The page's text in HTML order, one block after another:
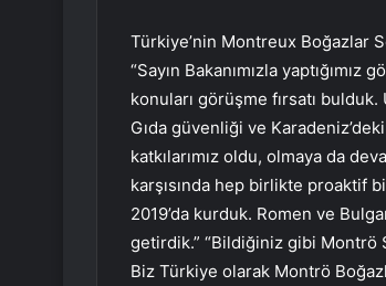
Türkiye’nin Montreux Boğazlar
“Sayın Bakanımızla
konuları görüşme fırsatı
Gıda güvenliği ve
katkılarımız oldu, olmaya da
karşısında hep birlikte proaktif
2019’da kurduk. Romen ve
getirdik.” “Bildiğiniz gibi
Biz Türkiye olarak Montrö